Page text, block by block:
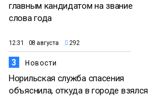
главным кандидатом на звание
слова года
12:31 08 августа 292
3 Новости
Норильская служба спасения
объяснила, откуда в городе взялся